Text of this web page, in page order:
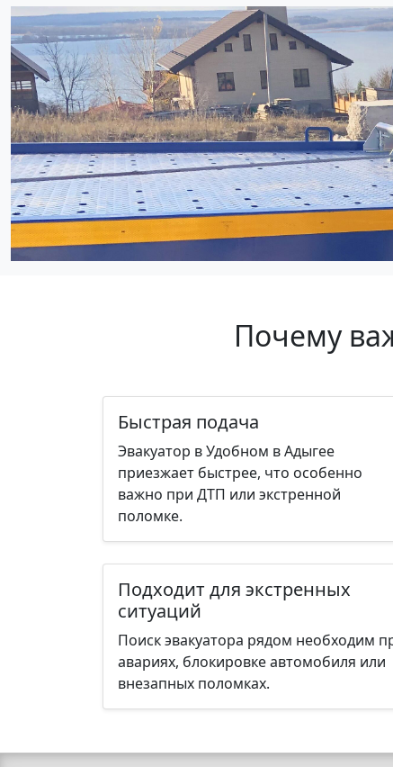
Почему
Быстрая подача
Эвакуатор в Удобном в Адыгее
приезжает быстрее, что особенно
важно при ДТП или экстренной
поломке.
Подходит для экстренных
ситуаций
Поиск эвакуатора рядом необходим
авариях, блокировке автомобиля или
внезапных поломках.